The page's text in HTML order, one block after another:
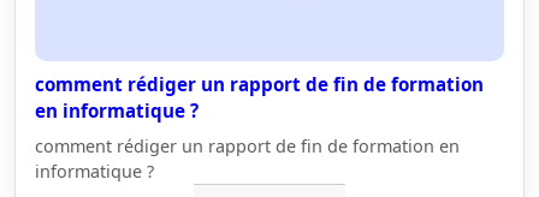
comment rédiger un rapport de fin de formation
en informatique ?
comment rédiger un rapport de fin de formation en
informatique ?